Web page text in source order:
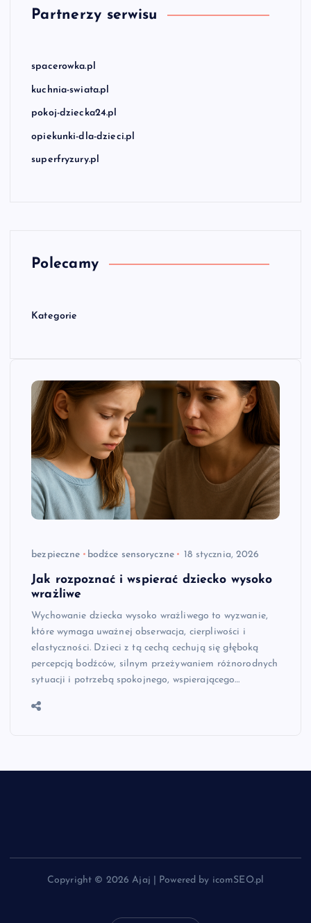
Partnerzy serwisu
spacerowka.pl
kuchnia-swiata.pl
pokoj-dziecka24.pl
opiekunki-dla-dzieci.pl
superfryzury.pl
Polecamy
Kategorie
bezpieczne bodźce sensoryczne 18 stycznia, 2026
Jak rozpoznać i wspierać dziecko wysoko
wrażliwe
Wychowanie dziecka wysoko wrażliwego to wyzwanie,
które wymaga uważnej obserwacja, cierpliwości i
elastyczności. Dzieci z tą cechą cechują się głęboką
percepcją bodźców, silnym przeżywaniem różnorodnych
sytuacji i potrzebą spokojnego, wspierającego…
Copyright © 2026 Ajaj | Powered by icomSEO.pl